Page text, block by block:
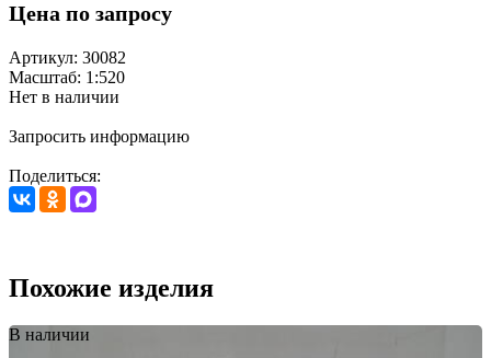
Цена по запросу
Артикул: 30082
Масштаб: 1:520
Нет в наличии
Запросить информацию
Поделиться:
Похожие изделия
В наличии